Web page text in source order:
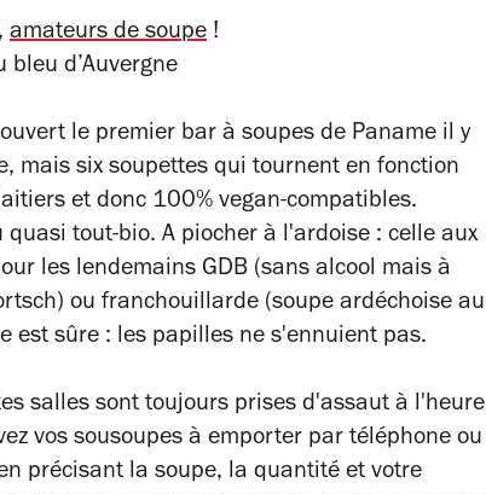
amateurs de soupe !
bleu d’Auvergne
le premier bar à soupes de Paname il y
mais six soupettes qui tournent en fonction
et donc 100% vegan-compatibles.
tout-bio. A piocher à l'ardoise : celle aux
les lendemains GDB (sans alcool mais à
ou franchouillarde (soupe ardéchoise au
est sûre : les papilles ne s'ennuient pas.
salles sont toujours prises d'assaut à l'heure
vos sousoupes à emporter par téléphone ou
précisant la soupe, la quantité et votre